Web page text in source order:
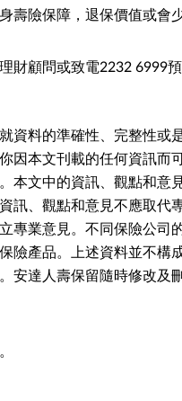
壽險保障，退保價值或會
財顧問或致電2232 6999預
資料的準確性、完整性或
因本文刊載的任何資訊而
本文中的資訊、觀點和意
訊、觀點和意見不應取代
專業意見。不同保險公司
險產品。上述資料並不構
安達人壽保留隨時修改及